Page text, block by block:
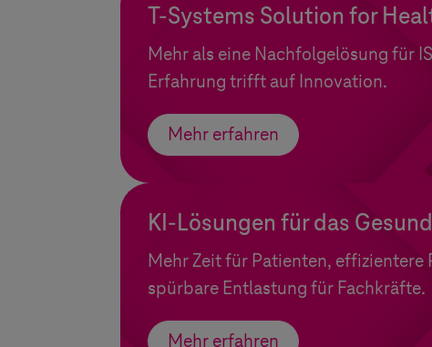
T-Systems Solution for
Mehr als eine Nachfolgelösung für
Erfahrung trifft auf Innovation.
Mehr erfahren
KI-Lösungen für das
Mehr Zeit für Patienten, effizientere
spürbare Entlastung für Fachkräfte.
Mehr erfahren